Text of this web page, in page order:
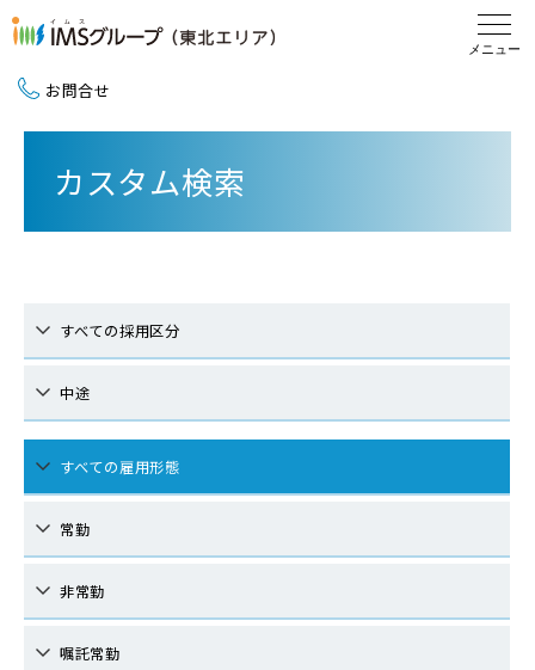
お問合せ
カスタム検索
すべての採用区分
中途
すべての雇用形態
常勤
非常勤
嘱託常勤